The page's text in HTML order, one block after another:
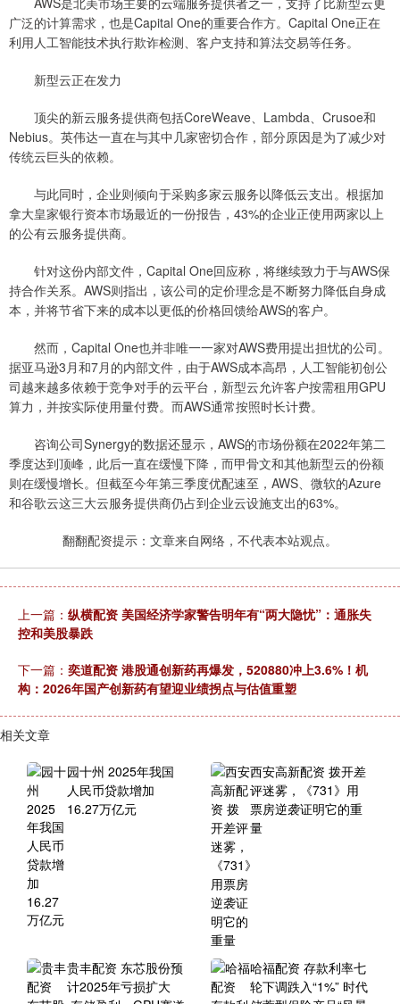
广泛的计算需求，也是Capital One的重要合作方。Capital One正在
利用人工智能技术执行欺诈检测、客户支持和算法交易等任务。
新型云正在发力
顶尖的新云服务提供商包括CoreWeave、Lambda、Crusoe和
Nebius。英伟达一直在与其中几家密切合作，部分原因是为了减少对
传统云巨头的依赖。
与此同时，企业则倾向于采购多家云服务以降低云支出。根据加
拿大皇家银行资本市场最近的一份报告，43%的企业正使用两家以上
的公有云服务提供商。
针对这份内部文件，Capital One回应称，将继续致力于与AWS保
持合作关系。AWS则指出，该公司的定价理念是不断努力降低自身成
本，并将节省下来的成本以更低的价格回馈给AWS的客户。
然而，Capital One也并非唯一一家对AWS费用提出担忧的公司。
据亚马逊3月和7月的内部文件，由于AWS成本高昂，人工智能初创公
司越来越多依赖于竞争对手的云平台，新型云允许客户按需租用GPU
算力，并按实际使用量付费。而AWS通常按照时长计费。
咨询公司Synergy的数据还显示，AWS的市场份额在2022年第二
季度达到顶峰，此后一直在缓慢下降，而甲骨文和其他新型云的份额
则在缓慢增长。但截至今年第三季度优配速至，AWS、微软的Azure
和谷歌云这三大云服务提供商仍占到企业云设施支出的63%。
翻翻配资提示：文章来自网络，不代表本站观点。
上一篇： 纵横配资 美国经济学家警告明年有“两大隐忧”：通胀失
控和美股暴跌
下一篇： 奕道配资 港股通创新药再爆发，520880冲上3.6%！机
构：2026年国产创新药有望迎业绩拐点与估值重塑
相关文章
园十州 2025年我国
人民币贷款增加
16.27万亿元
西安高新配资 拨开差
评迷雾，《731》用
票房逆袭证明它的重
量
贵丰配资 东芯股份预
计2025年亏损扩大
哈福配资 存款利率七
轮下调跌入“1%” 时代